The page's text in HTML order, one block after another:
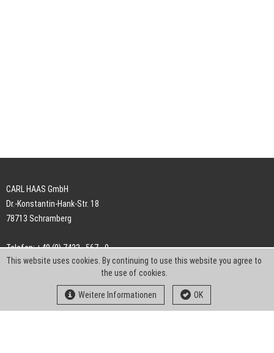
CARL HAAS GmbH
Dr.-Konstantin-Hank-Str. 18
78713 Schramberg
Telefon: +49 (0) 7422 . 567 - 0
Telefax: +49 (0) 7422 . 567 - 239
info-ch@kern-liebers.com
This website uses cookies. By continuing to use this website you agree to
the use of cookies.
Weitere Informationen OK